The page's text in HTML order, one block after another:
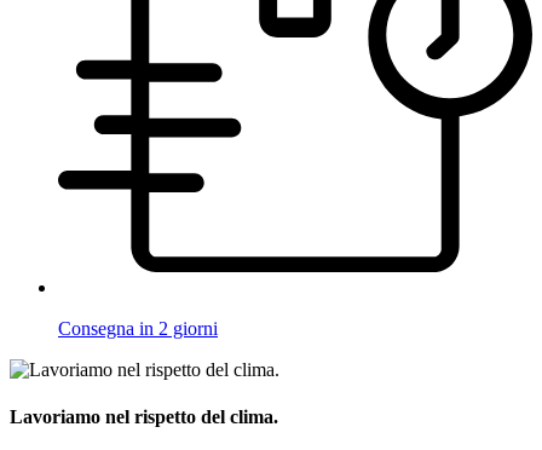
Consegna in 2 giorni
Lavoriamo nel rispetto del clima.